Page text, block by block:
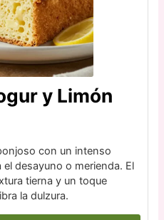
y Limón
con un intenso
desayuno o merienda. El
tierna y un toque
la dulzura.